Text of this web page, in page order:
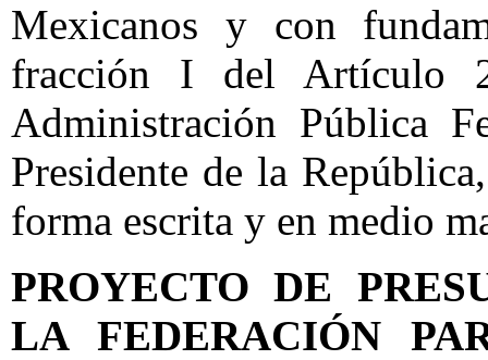
Mexicanos y con
fracción I del Artículo
Administración Pública
Presidente de la
forma escrita y en medio
PROYECTO DE
LA FEDERACIÓN